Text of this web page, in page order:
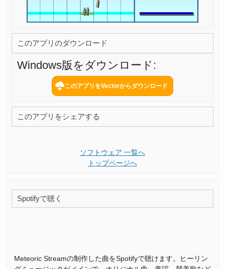
このアプリのダウンロード
Windows版をダウンロード:
このアプリをシェアする
ソフトウェア 一覧へ
トップページへ
Spotifyで聴く
Meteoric Streamの制作した曲をSpotifyで聴けます。ヒーリン